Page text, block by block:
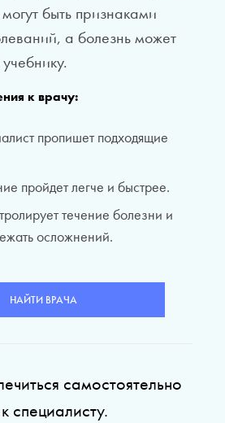
быть признаками
а болезнь может
к врачу:
пропишет подходящие
пройдет легче и быстрее.
течение болезни и
осложнений.
НАЙТИ ВРАЧА
самостоятельно
специалисту.